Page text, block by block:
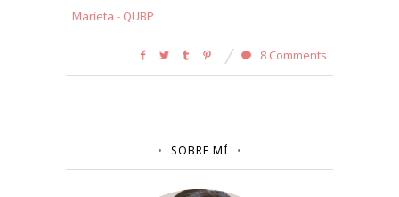
Marieta - QUBP
8 Comments
SOBRE MÍ